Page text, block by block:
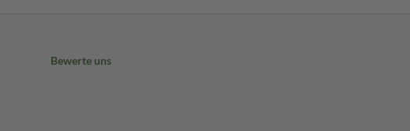
Bewerte uns